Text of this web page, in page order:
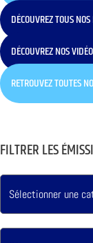
DÉCOUVREZ TOUS
DÉCOUVREZ NOS
RETROUVEZ TOUTES
FILTRER LES